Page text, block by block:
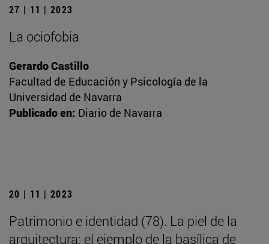
27 | 11 | 2023
La ociofobia
Gerardo Castillo
Facultad de Educación y Psicología de la
Universidad de Navarra
Publicado en: Diario de Navarra
20 | 11 | 2023
Patrimonio e identidad (78). La piel de la
arquitectura: el ejemplo de la basílica de